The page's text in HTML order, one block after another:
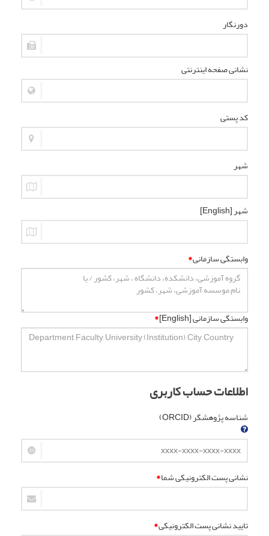
دورنگار
نشانی صفحه اینترنتی
کد پستی
شهر
شهر [English]
وابستگی سازمانی*
وابستگی سازمانی [English] *
اطلاعات حساب کاربری
شناسه پژوهشگر (ORCID)
نشانی پست الکترونیکی شما*
تایید نشانی پست الکترونیکی*